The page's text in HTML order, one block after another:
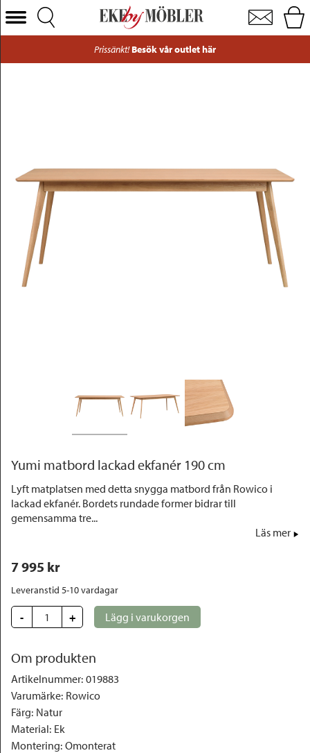
Yumi matbord lackad ekfanér 190 cm
Välj Kategori
Förvaring
Inredning
Mattor
Belysning
Utemöbler
Prissänkt! Besök vår outlet här
Yumi matbord lackad ekfanér 190 cm
Lyft matplatsen med detta snygga matbord från Rowico i
lackad ekfanér. Bordets rundade former bidrar till
gemensamma tre...
Läs mer
7 995 kr
Leveranstid 5-10 vardagar
- + Lägg i varukorgen
Om produkten
Artikelnummer: 019883
Varumärke: Rowico
Färg: Natur
Material: Ek
Montering: Omonterat